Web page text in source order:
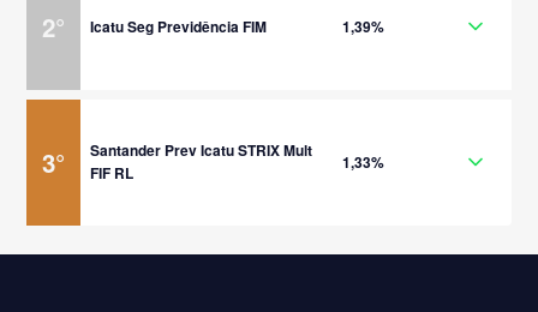
2° Icatu Seg Previdência FIM 1,39%
3°
Santander Prev Icatu STRIX Mult
FIF RL
1,33%